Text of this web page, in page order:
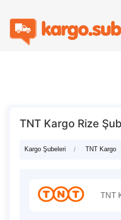
TNT Kargo Rize
Kargo Şubeleri TNT Kargo
TNT